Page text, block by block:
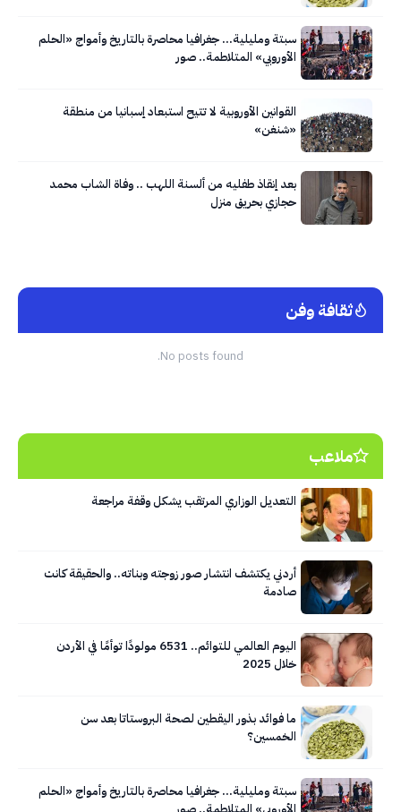
سبتة ومليلية… جغرافيا محاصرة بالتاريخ وأمواج «الحلم
الأوروبي» المتلاطمة.. صور
القوانين الأوروبية لا تتيح استبعاد إسبانيا من منطقة
«شنغن»
بعد إنقاذ طفليه من ألسنة اللهب .. وفاة الشاب محمد
حجازي بحريق منزل
ثقافة وفن
No posts found.
ملاعب
التعديل الوزاري المرتقب يشكل وقفة مراجعة
أردني يكتشف انتشار صور زوجته وبناته.. والحقيقة كانت
صادمة
اليوم العالمي للتوائم.. 6531 مولودًا توأمًا في الأردن
خلال 2025
ما فوائد بذور اليقطين لصحة البروستاتا بعد سن
الخمسين؟
سبتة ومليلية… جغرافيا محاصرة بالتاريخ وأمواج «الحلم